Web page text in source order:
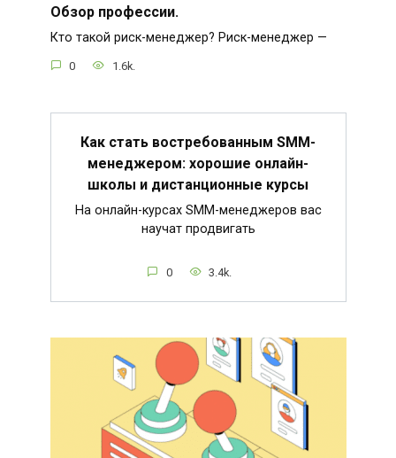
Обзор профессии.
Кто такой риск-менеджер? Риск-менеджер —
0 1.6k.
Как стать востребованным SMM-
менеджером: хорошие онлайн-
школы и дистанционные курсы
На онлайн-курсах SMM-менеджеров вас
научат продвигать
0 3.4k.